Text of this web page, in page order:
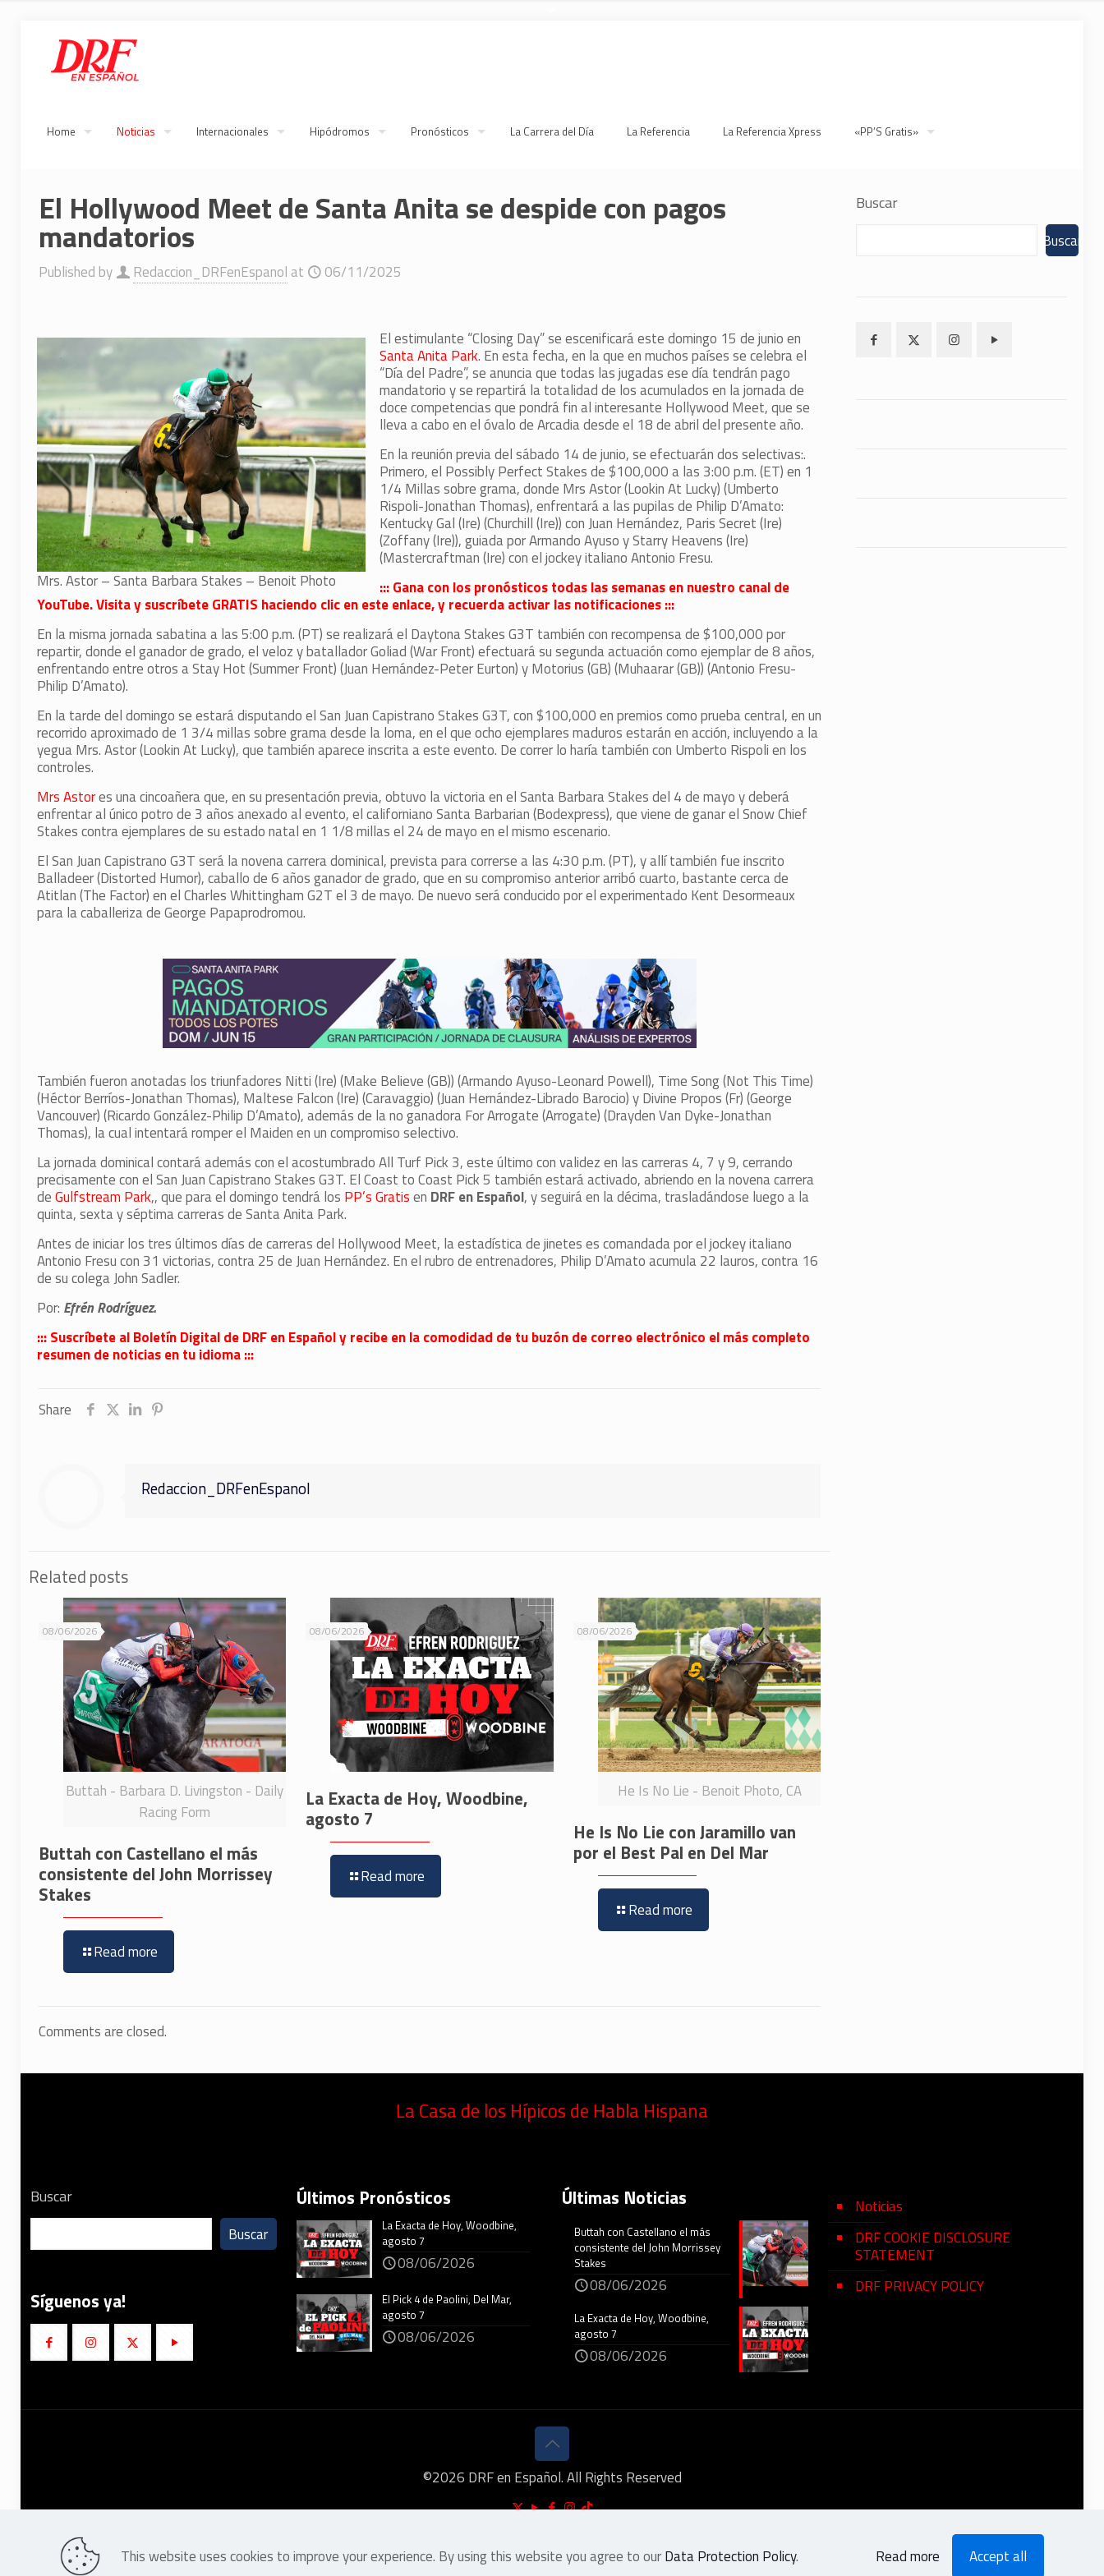
Home Noticias Internacionales Hipódromos Pronósticos La Carrera del Día La Referencia La Referencia Xpress «PP’S Gratis»
El Hollywood Meet de Santa Anita se despide con pagos
mandatorios
Published by Redaccion_DRFenEspanol at 06/11/2025
Mrs. Astor – Santa Barbara Stakes – Benoit Photo
El estimulante “Closing Day” se escenificará este domingo 15 de junio en
Santa Anita Park. En esta fecha, en la que en muchos países se celebra el
“Día del Padre”, se anuncia que todas las jugadas ese día tendrán pago
mandatorio y se repartirá la totalidad de los acumulados en la jornada de
doce competencias que pondrá fin al interesante Hollywood Meet, que se
lleva a cabo en el óvalo de Arcadia desde el 18 de abril del presente año.
En la reunión previa del sábado 14 de junio, se efectuarán dos selectivas:.
Primero, el Possibly Perfect Stakes de $100,000 a las 3:00 p.m. (ET) en 1
1/4 Millas sobre grama, donde Mrs Astor (Lookin At Lucky) (Umberto
Rispoli-Jonathan Thomas), enfrentará a las pupilas de Philip D’Amato:
Kentucky Gal (Ire) (Churchill (Ire)) con Juan Hernández, Paris Secret (Ire)
(Zoffany (Ire)), guiada por Armando Ayuso y Starry Heavens (Ire)
(Mastercraftman (Ire) con el jockey italiano Antonio Fresu.
::: Gana con los pronósticos todas las semanas en nuestro canal de
YouTube. Visita y suscríbete GRATIS haciendo clic en este enlace, y recuerda activar las notificaciones :::
En la misma jornada sabatina a las 5:00 p.m. (PT) se realizará el Daytona Stakes G3T también con recompensa de $100,000 por
repartir, donde el ganador de grado, el veloz y batallador Goliad (War Front) efectuará su segunda actuación como ejemplar de 8 años,
enfrentando entre otros a Stay Hot (Summer Front) (Juan Hernández-Peter Eurton) y Motorius (GB) (Muhaarar (GB)) (Antonio Fresu-
Philip D’Amato).
En la tarde del domingo se estará disputando el San Juan Capistrano Stakes G3T, con $100,000 en premios como prueba central, en un
recorrido aproximado de 1 3/4 millas sobre grama desde la loma, en el que ocho ejemplares maduros estarán en acción, incluyendo a la
yegua Mrs. Astor (Lookin At Lucky), que también aparece inscrita a este evento. De correr lo haría también con Umberto Rispoli en los
controles.
Mrs Astores una cincoañera que, en su presentación previa, obtuvo la victoria en el Santa Barbara Stakes del 4 de mayo y deberá
enfrentar al único potro de 3 años anexado al evento, el californiano Santa Barbarian (Bodexpress), que viene de ganar el Snow Chief
Stakes contra ejemplares de su estado natal en 1 1/8 millas el 24 de mayo en el mismo escenario.
El San Juan Capistrano G3T será la novena carrera dominical, prevista para correrse a las 4:30 p.m. (PT), y allí también fue inscrito
Balladeer (Distorted Humor), caballo de 6 años ganador de grado, que en su compromiso anterior arribó cuarto, bastante cerca de
Atitlan (The Factor) en el Charles Whittingham G2T el 3 de mayo. De nuevo será conducido por el experimentado Kent Desormeaux
para la caballeriza de George Papaprodromou.
También fueron anotadas los triunfadores Nitti (Ire) (Make Believe (GB)) (Armando Ayuso-Leonard Powell), Time Song (Not This Time)
(Héctor Berríos-Jonathan Thomas), Maltese Falcon (Ire) (Caravaggio) (Juan Hernández-Librado Barocio) y Divine Propos (Fr) (George
Vancouver) (Ricardo González-Philip D’Amato), además de la no ganadora For Arrogate (Arrogate) (Drayden Van Dyke-Jonathan
Thomas), la cual intentará romper el Maiden en un compromiso selectivo.
La jornada dominical contará además con el acostumbrado All Turf Pick 3, este último con validez en las carreras 4, 7 y 9, cerrando
precisamente con el San Juan Capistrano Stakes G3T. El Coast to Coast Pick 5 también estará activado, abriendo en la novena carrera
deGulfstream Park,, que para el domingo tendrá los PP’s Gratisen DRF en Español, y seguirá en la décima, trasladándose luego a la
quinta, sexta y séptima carreras de Santa Anita Park.
Antes de iniciar los tres últimos días de carreras del Hollywood Meet, la estadística de jinetes es comandada por el jockey italiano
Antonio Fresu con 31 victorias, contra 25 de Juan Hernández. En el rubro de entrenadores, Philip D’Amato acumula 22 lauros, contra 16
de su colega John Sadler.
Por: Efrén Rodríguez.
::: Suscríbete al Boletín Digital de DRF en Español y recibe en la comodidad de tu buzón de correo electrónico el más completo
resumen de noticias en tu idioma :::
Share
Redaccion_DRFenEspanol
Related posts
Buttah - Barbara D. Livingston - Daily
Racing Form
08/06/2026
Buttah con Castellano el más
consistente del John Morrissey
Stakes
Read more
08/06/2026
La Exacta de Hoy, Woodbine,
agosto 7
Read more
He Is No Lie - Benoit Photo, CA
08/06/2026
He Is No Lie con Jaramillo van
por el Best Pal en Del Mar
Read more
Comments are closed.
Buscar
Buscar
La Casa de los Hípicos de Habla Hispana
Buscar
Buscar
Síguenos ya!
Últimos Pronósticos
La Exacta de Hoy, Woodbine,
agosto 7
08/06/2026
El Pick 4 de Paolini, Del Mar,
agosto 7
08/06/2026
Últimas Noticias
Buttah con Castellano el más
consistente del John Morrissey
Stakes
08/06/2026
La Exacta de Hoy, Woodbine,
agosto 7
08/06/2026
Noticias
DRF COOKIE DISCLOSURE
STATEMENT
DRF PRIVACY POLICY
©2026 DRF en Español. All Rights Reserved
This website uses cookies to improve your experience. By using this website you agree to ourData Protection Policy. Read more Accept all